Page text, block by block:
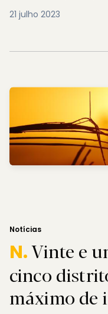
21 julho 2023
Notícias
N.Vinte e
cinco
máximo de